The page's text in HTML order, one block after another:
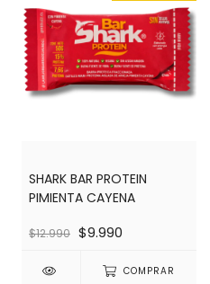
SHARK BAR PROTEIN
PIMIENTA CAYENA
$12.990 $9.990
COMPRAR